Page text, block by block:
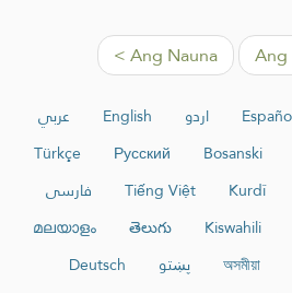
< Ang Nauna
عربي English اردو
Türkçe
Русский Bosanski
فارسی
Tiếng Việt Kurdî
മലയാളം
తెలుగు Kiswahili
Deutsch
پښتو অসমীয়া